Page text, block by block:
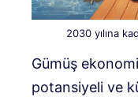
2030 yılına
Gümüş
potansiyeli ve